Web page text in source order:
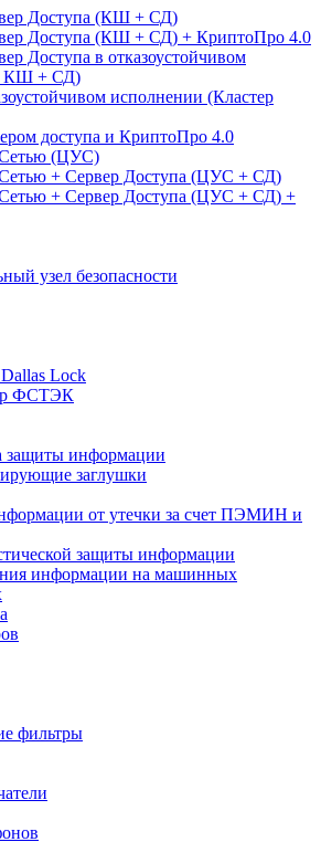
Доступа (КШ + СД)
Доступа (КШ + СД) + КриптоПро 4.0
Доступа в отказоустойчивом
КШ + СД)
исполнении (Кластер
доступа и КриптоПро 4.0
Сетью (ЦУС)
+ Сервер Доступа (ЦУС + СД)
+ Сервер Доступа (ЦУС + СД) +
узел безопасности
Lock
ФСТЭК
защиты информации
заглушки
от утечки за счет ПЭМИН и
защиты информации
информации на машинных
фильтры